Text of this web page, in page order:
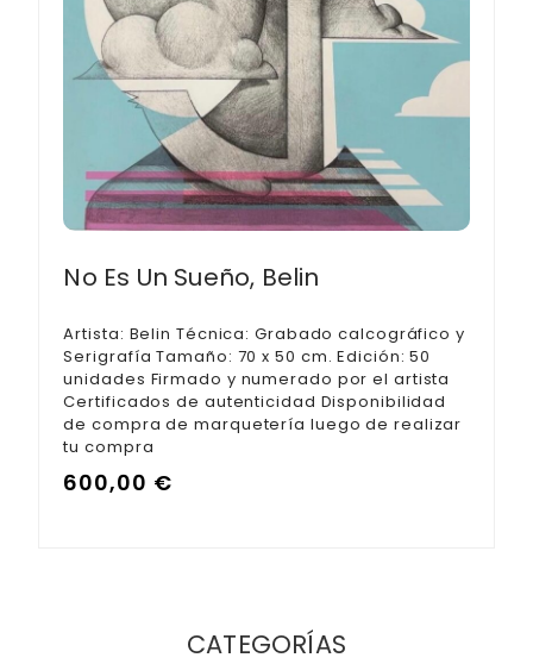
No Es Un Sueño, Belin
Artista: Belin Técnica: Grabado calcográfico y
Serigrafía Tamaño: 70 x 50 cm. Edición: 50
unidades Firmado y numerado por el artista
Certificados de autenticidad Disponibilidad
de compra de marquetería luego de realizar
tu compra
600,00 €
CATEGORÍAS